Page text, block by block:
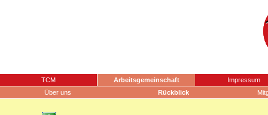
TCM Arbeitsgemeinschaft
Impressum
Über uns
Rückblick